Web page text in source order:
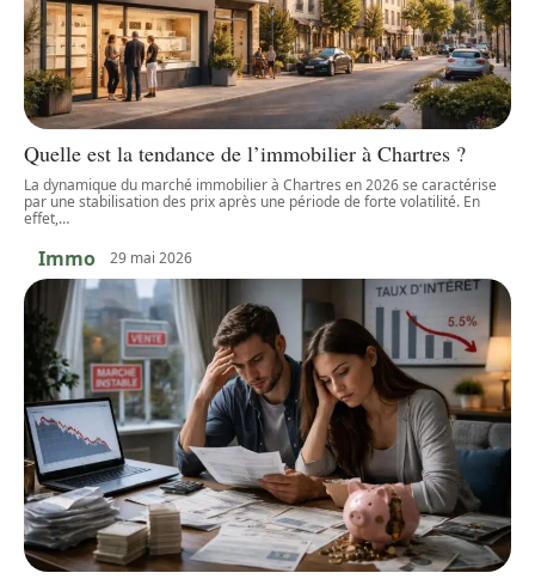
Quelle est la tendance de l’immobilier à Chartres ?
La dynamique du marché immobilier à Chartres en 2026 se caractérise
par une stabilisation des prix après une période de forte volatilité. En
effet,…
Immo 29 mai 2026